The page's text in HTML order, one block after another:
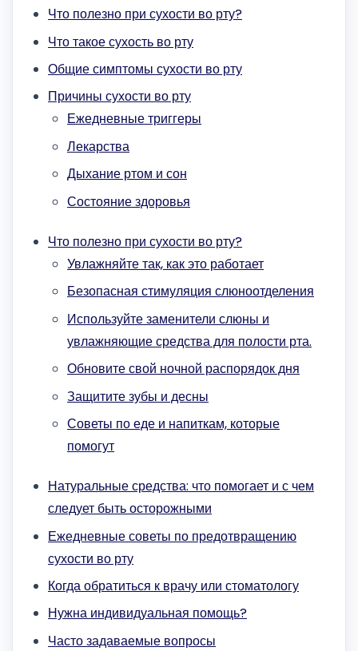
Что полезно при сухости во рту?
Что такое сухость во рту
Общие симптомы сухости во рту
Причины сухости во рту
Ежедневные триггеры
Лекарства
Дыхание ртом и сон
Состояние здоровья
Что полезно при сухости во рту?
Увлажняйте так, как это работает
Безопасная стимуляция слюноотделения
Используйте заменители слюны и
увлажняющие средства для полости рта.
Обновите свой ночной распорядок дня
Защитите зубы и десны
Советы по еде и напиткам, которые
помогут
Натуральные средства: что помогает и с чем
следует быть осторожными
Ежедневные советы по предотвращению
сухости во рту
Когда обратиться к врачу или стоматологу
Нужна индивидуальная помощь?
Часто задаваемые вопросы